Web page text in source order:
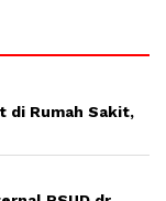
di Rumah Sakit,